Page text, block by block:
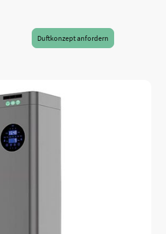
Duftkonzept anfordern